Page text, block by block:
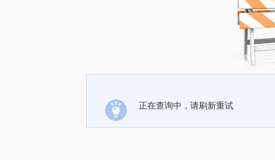
正在查询中，请刷新重试